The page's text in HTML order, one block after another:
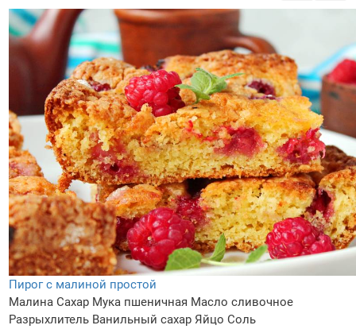
Пирог с малиной простой
Малина Сахар Мука пшеничная Масло сливочное
Разрыхлитель Ванильный сахар Яйцо Соль